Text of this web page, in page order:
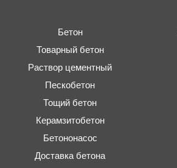
Бетон
Товарный бетон
Раствор цементный
Пескобетон
Тощий бетон
Керамзитобетон
Бетононасос
Доставка бетона